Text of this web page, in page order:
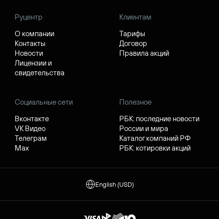
Руцентр
О компании
Контакты
Новости
Лицензии и
свидетельства
Клиентам
Тарифы
Договор
Правила акций
Социальные сети
Вконтакте
VK Видео
Телеграм
Max
Полезное
РБК: последние новости
России и мира
Каталог компаний РФ
РБК: котировки акций
English (USD)